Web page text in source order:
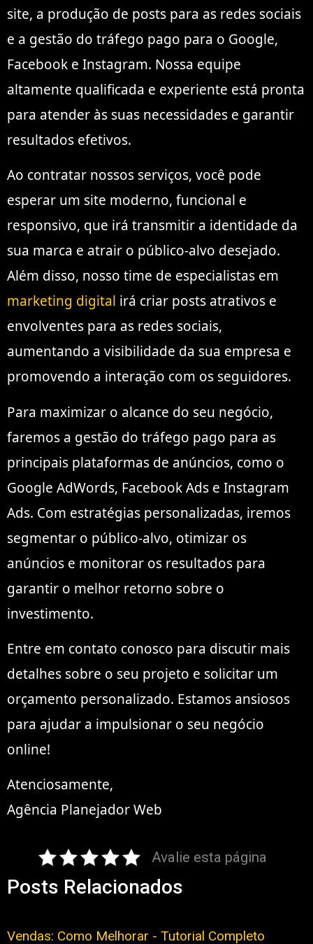
site, a produção de posts para as redes sociais
e a gestão do tráfego pago para o Google,
Facebook e Instagram. Nossa equipe
altamente qualificada e experiente está pronta
para atender às suas necessidades e garantir
resultados efetivos.
Ao contratar nossos serviços, você pode
esperar um site moderno, funcional e
responsivo, que irá transmitir a identidade da
sua marca e atrair o público-alvo desejado.
Além disso, nosso time de especialistas em
marketing digital irá criar posts atrativos e
envolventes para as redes sociais,
aumentando a visibilidade da sua empresa e
promovendo a interação com os seguidores.
Para maximizar o alcance do seu negócio,
faremos a gestão do tráfego pago para as
principais plataformas de anúncios, como o
Google AdWords, Facebook Ads e Instagram
Ads. Com estratégias personalizadas, iremos
segmentar o público-alvo, otimizar os
anúncios e monitorar os resultados para
garantir o melhor retorno sobre o
investimento.
Entre em contato conosco para discutir mais
detalhes sobre o seu projeto e solicitar um
orçamento personalizado. Estamos ansiosos
para ajudar a impulsionar o seu negócio
online!
Atenciosamente,
Agência Planejador Web
Avalie esta página
Posts Relacionados
Vendas: Como Melhorar - Tutorial Completo